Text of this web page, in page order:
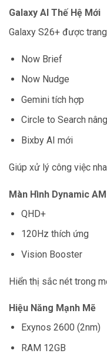
Galaxy AI Thế Hệ Mới
Galaxy S26+ được
Now Brief
Now Nudge
Gemini tích hợp
Circle to Search
Bixby AI mới
Giúp xử lý công việc
Màn Hình Dynamic
QHD+
120Hz thích ứng
Vision Booster
Hiển thị sắc nét trong
Hiệu Năng Mạnh Mẽ
Exynos 2600 (2nm)
RAM 12GB